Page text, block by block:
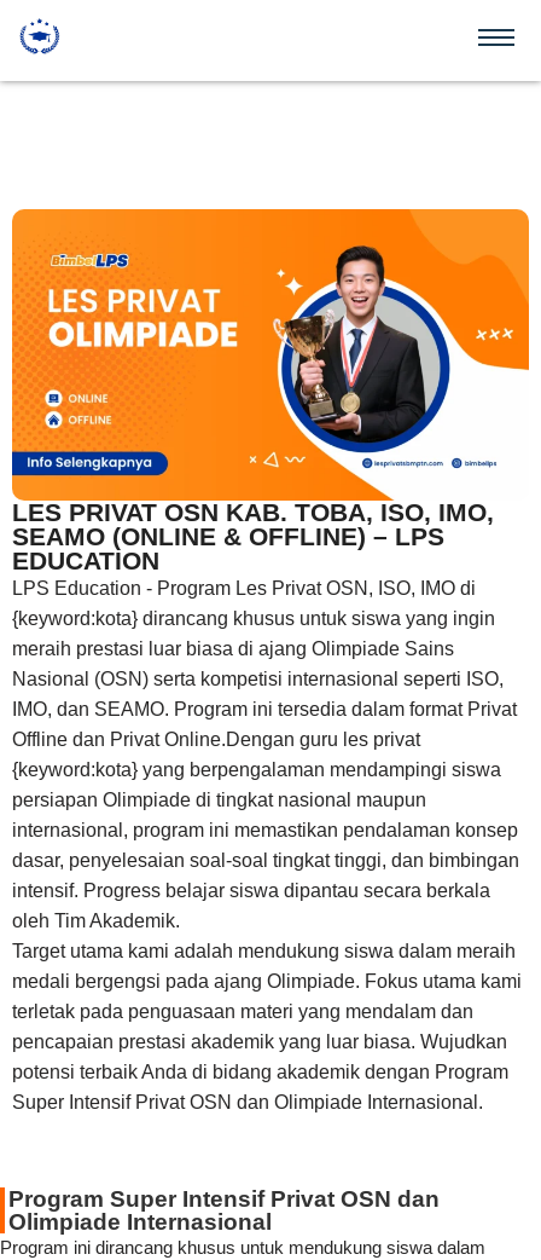
LES PRIVAT OSN KAB. TOBA, ISO, IMO,
SEAMO (ONLINE & OFFLINE) – LPS
EDUCATION
LPS Education - Program Les Privat OSN, ISO, IMO di
{keyword:kota} dirancang khusus untuk siswa yang ingin
meraih prestasi luar biasa di ajang Olimpiade Sains
Nasional (OSN) serta kompetisi internasional seperti ISO,
IMO, dan SEAMO. Program ini tersedia dalam format Privat
Offline dan Privat Online.Dengan guru les privat
{keyword:kota} yang berpengalaman mendampingi siswa
persiapan Olimpiade di tingkat nasional maupun
internasional, program ini memastikan pendalaman konsep
dasar, penyelesaian soal-soal tingkat tinggi, dan bimbingan
intensif. Progress belajar siswa dipantau secara berkala
oleh Tim Akademik.
Target utama kami adalah mendukung siswa dalam meraih
medali bergengsi pada ajang Olimpiade. Fokus utama kami
terletak pada penguasaan materi yang mendalam dan
pencapaian prestasi akademik yang luar biasa. Wujudkan
potensi terbaik Anda di bidang akademik dengan Program
Super Intensif Privat OSN dan Olimpiade Internasional.
Program Super Intensif Privat OSN dan
Olimpiade Internasional
Program ini dirancang khusus untuk mendukung siswa dalam